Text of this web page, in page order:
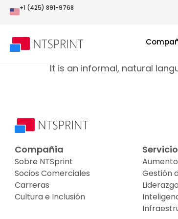
+1 (425) 891-9768Historias
« Back to Glossary Index
It is an informal, natural
Compañia
Sobre NTSprint
Socios Comerciales
Carreras
Cultura e Inclusión
Gestión